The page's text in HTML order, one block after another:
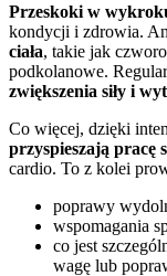
Przeskoki w
kondycji i zdrowia.
ciała, takie jak
podkolanowe.
zwiększenia siły i
Co więcej, dzięki
przyspieszają pracę
cardio. To z kolei
poprawy
wspomagania
co jest
wagę lub